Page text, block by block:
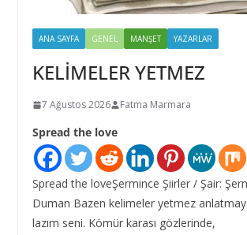
ANA SAYFA GENEL MANŞET YAZARLAR
KELİMELER YETMEZ
7 Ağustos 2026 Fatma Marmara
Spread the love
Spread the loveŞermince Şiirler / Şair:
Duman Bazen kelimeler yetmez
lazım seni. Kömür karası gözlerinde,